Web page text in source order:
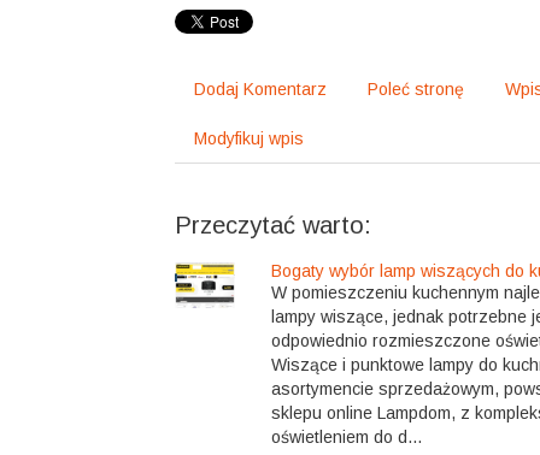
Dodaj Komentarz Poleć stronę
Modyfikuj wpis
Przeczytać warto:
Bogaty wybór lamp wiszących do
W pomieszczeniu kuchennym
lampy wiszące, jednak potrzebne
odpowiednio rozmieszczone
Wiszące i punktowe lampy do
asortymencie sprzedażowym,
sklepu online Lampdom, z
oświetleniem do d...